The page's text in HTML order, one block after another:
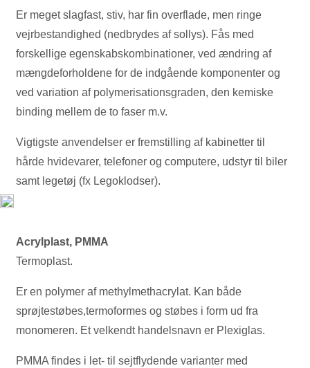
Er meget slagfast, stiv, har fin overflade, men ringe
vejrbestandighed (nedbrydes af sollys). Fås med
forskellige egenskabskombinationer, ved ændring af
mængdeforholdene for de indgående komponenter og
ved variation af polymerisationsgraden, den kemiske
binding mellem de to faser m.v.
Vigtigste anvendelser er fremstilling af kabinetter til
hårde hvidevarer, telefoner og computere, udstyr til biler
samt legetøj (fx Legoklodser).
Acrylplast, PMMA
Termoplast.
Er en polymer af methylmethacrylat. Kan både
sprøjtestøbes,termoformes og støbes i form ud fra
monomeren. Et velkendt handelsnavn er Plexiglas.
PMMA findes i let- til sejtflydende varianter med